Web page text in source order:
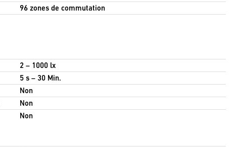
96 zones de commutation
2 – 1000 lx
5 s – 30 Min.
Non
Non
Non